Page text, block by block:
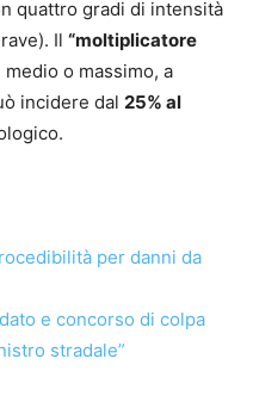
quattro gradi di intensità
Il “moltiplicatore
o massimo, a
incidere dal 25% al
per danni da
e concorso di colpa
stradale”